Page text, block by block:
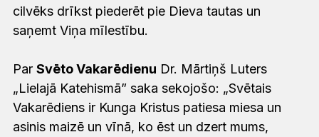
cilvēks drīkst piederēt pie Dieva tautas un
saņemt Viņa mīlestību.
Par Svēto Vakarēdienu Dr. Mārtiņš Luters
„Lielajā Katehismā” saka sekojošo: „Svētais
Vakarēdiens ir Kunga Kristus patiesa miesa un
asinis maizē un vīnā, ko ēst un dzert mums,